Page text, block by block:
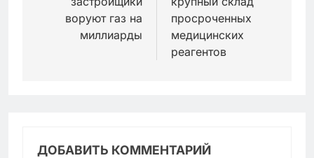
воруют газ на
миллиарды
просроченных
медицинских
реагентов
ДОБАВИТЬ КОММЕНТАРИЙ